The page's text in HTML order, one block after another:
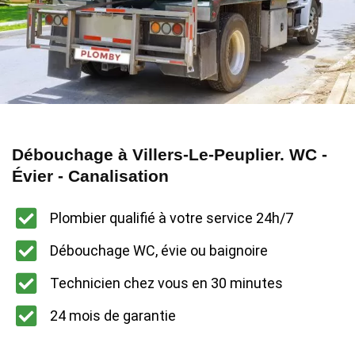
Débouchage à Villers-Le-Peuplier. WC -
Évier - Canalisation
Plombier qualifié à votre service 24h/7
Débouchage WC, évie ou baignoire
Technicien chez vous en 30 minutes
24 mois de garantie